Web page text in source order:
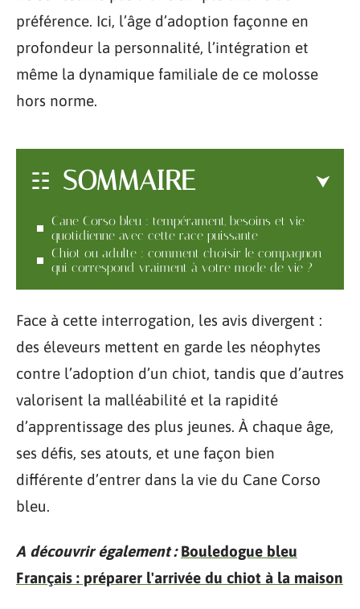
préférence. Ici, l’âge d’adoption façonne en
profondeur la personnalité, l’intégration et
même la dynamique familiale de ce molosse
hors norme.
SOMMAIRE
Cane Corso bleu : tempérament, besoins et vie
quotidienne avec cette race puissante
Chiot ou adulte : comment choisir le compagnon
qui correspond vraiment à votre mode de vie ?
Face à cette interrogation, les avis divergent :
des éleveurs mettent en garde les néophytes
contre l’adoption d’un chiot, tandis que d’autres
valorisent la malléabilité et la rapidité
d’apprentissage des plus jeunes. À chaque âge,
ses défis, ses atouts, et une façon bien
différente d’entrer dans la vie du Cane Corso
bleu.
A découvrir également : Bouledogue bleu
Français : préparer l'arrivée du chiot à la maison